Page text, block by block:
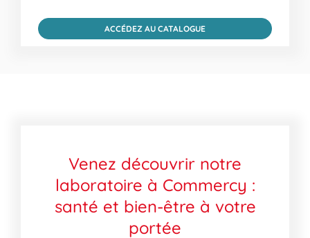
ACCÉDEZ AU CATALOGUE
Venez découvrir notre
laboratoire à Commercy :
santé et bien-être à votre
portée